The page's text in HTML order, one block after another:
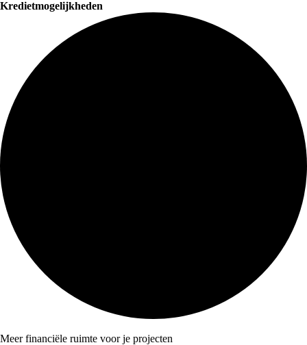
Kredietmogelijkheden
Meer financiële ruimte voor je projecten